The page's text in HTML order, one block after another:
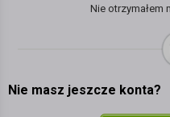
Nie otrzymałem
Nie masz jeszcze konta?